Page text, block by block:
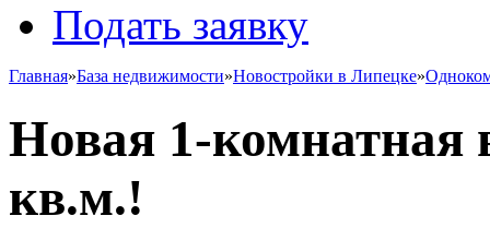
Подать заявку
Главная»База недвижимости»Новостройки в Липецке»
Новая 1-комнатная
кв.м.!